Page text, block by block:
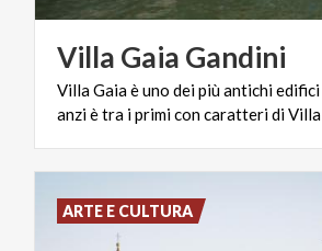
Villa Gaia Gandini
VillaGaiaèuno deipiùantichiedifici
anziètra iprimiconcaratteridiVilla
ARTE E CULTURA